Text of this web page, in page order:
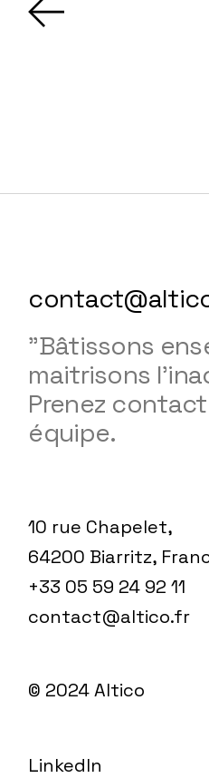
"Bâtissons
maitrisons
Prenez
équipe.
10 rue Chapelet,
64200 Biarritz,
+33 05 59 24 92 11
contact@altico.fr
© 2024Altico
LinkedIn